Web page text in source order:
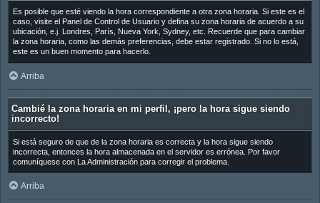
Es posible que esté viendo la hora correspondiente a otra zona horaria. Si este es el
caso, visite el Panel de Control de Usuario y defina su zona horaria de acuerdo a su
ubicación, e.j. Londres, París, Nueva York, Sydney, etc. Recuerde que para cambiar
la zona horaria, como las demás preferencias, debe estar registrado. Si no lo está,
este es un buen momento para hacerlo.
Arriba
Cambié la zona horaria en mi perfil, ¡pero la hora sigue siendo
incorrecto!
Si está seguro de que de la zona horaria es correcta y la hora sigue siendo
incorrecta, entonces la hora almacenada en el servidor es errónea. Por favor
comuníquese con La Administración para corregir el problema.
Arriba